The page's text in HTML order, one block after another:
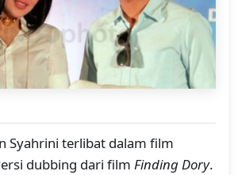
Syahrini terlibat dalam film
dubbing dari film Finding Dory.